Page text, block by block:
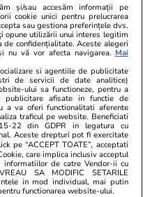
la
04 aug.
și/sau accesăm informații pe
cookie unici pentru prelucrarea
sau gestiona preferințele dvs.
opune utilizării unui interes legitim
confidențialitate. Aceste alegeri
nu vă vor afecta navigarea. Mai
si agentiile de publicitate
de servicii de date analitice)
ului sa functioneze, pentru a
publicitare afisate in functie de
a va oferi functionalitati aferente
traficul pe website. Beneficiati
22 din GDPR in legatura cu
Aceste drepturi pot fi exercitate
pe “ACCEPT TOATE”, acceptati
care implica inclusiv acceptul
informatiilor de catre Vendor-ii cu
SA MODIFIC SETARILE
in mod individual, mai putin
functionarea website-ului.